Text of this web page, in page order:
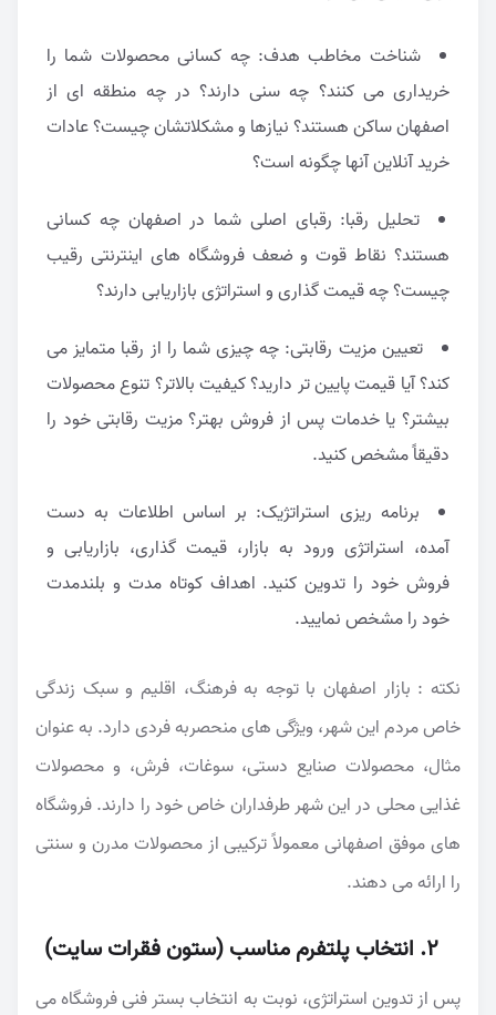
شناخت مخاطب هدف: چه کسانی محصولات شما را
خریداری می کنند؟ چه سنی دارند؟ در چه منطقه ای از
اصفهان ساکن هستند؟ نیازها و مشکلاتشان چیست؟ عادات
خرید آنلاین آنها چگونه است؟
تحلیل رقبا: رقبای اصلی شما در اصفهان چه کسانی
هستند؟ نقاط قوت و ضعف فروشگاه های اینترنتی رقیب
چیست؟ چه قیمت گذاری و استراتژی بازاریابی دارند؟
تعیین مزیت رقابتی: چه چیزی شما را از رقبا متمایز می
کند؟ آیا قیمت پایین تر دارید؟ کیفیت بالاتر؟ تنوع محصولات
بیشتر؟ یا خدمات پس از فروش بهتر؟ مزیت رقابتی خود را
دقیقاً مشخص کنید.
برنامه ریزی استراتژیک: بر اساس اطلاعات به دست
آمده، استراتژی ورود به بازار، قیمت گذاری، بازاریابی و
فروش خود را تدوین کنید. اهداف کوتاه مدت و بلندمدت
خود را مشخص نمایید.
نکته : بازار اصفهان با توجه به فرهنگ، اقلیم و سبک زندگی
خاص مردم این شهر، ویژگی های منحصربه فردی دارد. به عنوان
مثال، محصولات صنایع دستی، سوغات، فرش، و محصولات
غذایی محلی در این شهر طرفداران خاص خود را دارند. فروشگاه
های موفق اصفهانی معمولاً ترکیبی از محصولات مدرن و سنتی
را ارائه می دهند.
۲. انتخاب پلتفرم مناسب (ستون فقرات سایت)
پس از تدوین استراتژی، نوبت به انتخاب بستر فنی فروشگاه می